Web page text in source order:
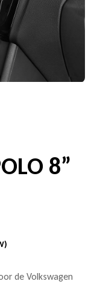
8”
de Volkswagen